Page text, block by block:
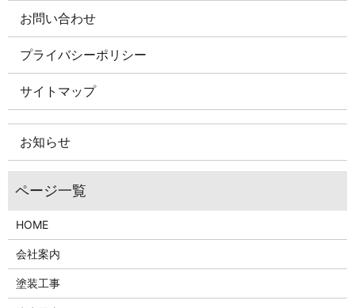
お問い合わせ
プライバシーポリシー
サイトマップ
お知らせ
HOME
会社案内
塗装工事